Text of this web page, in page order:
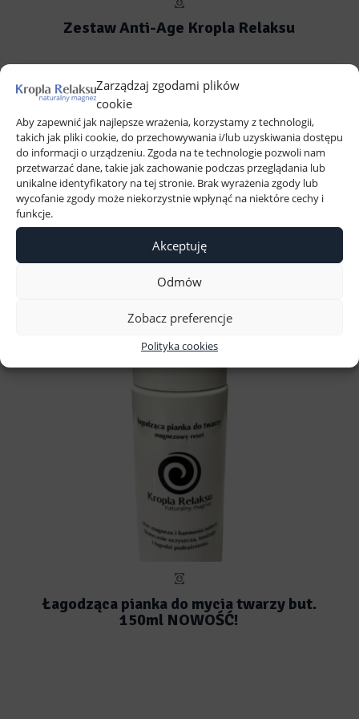
Zarządzaj zgodami plików
cookie
Aby zapewnić jak najlepsze wrażenia, korzystamy z technologii,
takich jak pliki cookie, do przechowywania i/lub uzyskiwania dostępu
do informacji o urządzeniu. Zgoda na te technologie pozwoli nam
przetwarzać dane, takie jak zachowanie podczas przeglądania lub
unikalne identyfikatory na tej stronie. Brak wyrażenia zgody lub
wycofanie zgody może niekorzystnie wpłynąć na niektóre cechy i
funkcje.
Akceptuję
Odmów
Zobacz preferencje
Polityka cookies
Zestaw Anti-Age Kropla Relaksu
327,00złPierwotna
wynosiła:
327,00 zł.
299,00złAktualna
wynosi:
Dodaj do koszyka
Łagodząca pianka do mycia twarzy but.
150ml NOWOŚĆ!